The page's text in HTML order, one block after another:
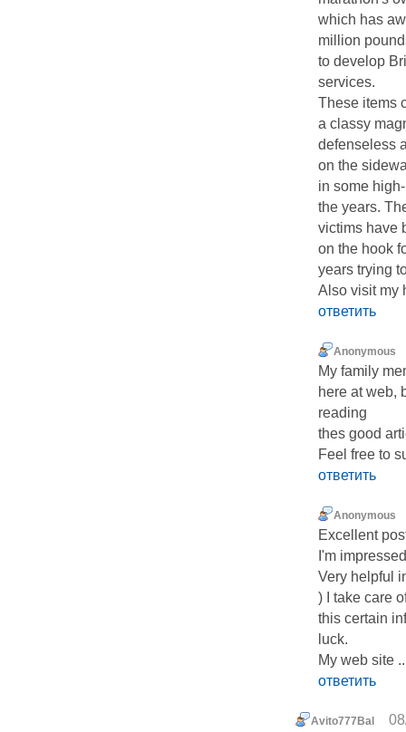
which has
million
to develop
services.
These items
a classy
defenseless
on the
in some
the years.
victims have
on the hook
years trying
Also visit my
ответить
Anonymous
My family
here at web,
reading
thes good
Feel free to
ответить
Anonymous
Excellent
I'm
Very helpful
) I take care
this certain
luck.
My web site
ответить
Avito777Bal